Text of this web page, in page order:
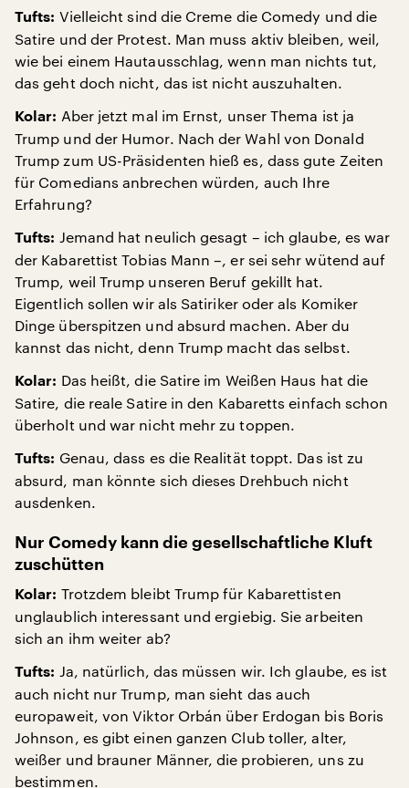
Tufts: Vielleicht sind die Creme die Comedy und die
Satire und der Protest. Man muss aktiv bleiben, weil,
wie bei einem Hautausschlag, wenn man nichts tut,
das geht doch nicht, das ist nicht auszuhalten.
Kolar: Aber jetzt mal im Ernst, unser Thema ist ja
Trump und der Humor. Nach der Wahl von Donald
Trump zum US-Präsidenten hieß es, dass gute Zeiten
für Comedians anbrechen würden, auch Ihre
Erfahrung?
Tufts: Jemand hat neulich gesagt – ich glaube, es war
der Kabarettist Tobias Mann –, er sei sehr wütend auf
Trump, weil Trump unseren Beruf gekillt hat.
Eigentlich sollen wir als Satiriker oder als Komiker
Dinge überspitzen und absurd machen. Aber du
kannst das nicht, denn Trump macht das selbst.
Kolar: Das heißt, die Satire im Weißen Haus hat die
Satire, die reale Satire in den Kabaretts einfach schon
überholt und war nicht mehr zu toppen.
Tufts: Genau, dass es die Realität toppt. Das ist zu
absurd, man könnte sich dieses Drehbuch nicht
ausdenken.
Nur Comedy kann die gesellschaftliche Kluft
zuschütten
Kolar: Trotzdem bleibt Trump für Kabarettisten
unglaublich interessant und ergiebig. Sie arbeiten
sich an ihm weiter ab?
Tufts: Ja, natürlich, das müssen wir. Ich glaube, es ist
auch nicht nur Trump, man sieht das auch
europaweit, von Viktor Orbán über Erdogan bis Boris
Johnson, es gibt einen ganzen Club toller, alter,
weißer und brauner Männer, die probieren, uns zu
bestimmen.